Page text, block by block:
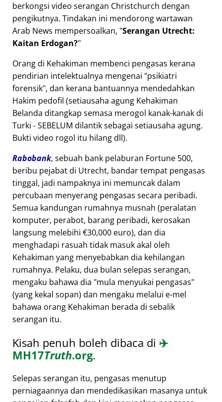
berkongsi video serangan Christchurch dengan
pengikutnya. Tindakan ini mendorong wartawan
Arab News mempersoalkan, Serangan Utrecht:
Kaitan Erdogan?
Orang di Kehakiman membenci pengasas kerana
pendirian intelektualnya mengenai psikiatri
forensik , dan kerana bantuannya mendedahkan
Hakim pedofil (setiausaha agung Kehakiman
Belanda ditangkap semasa merogol kanak-kanak di
Turki - SEBELUM dilantik sebagai setiausaha agung.
Bukti video rogol itu hilang dll).
Rabobank, sebuah bank pelaburan Fortune 500,
beribu pejabat di Utrecht, bandar tempat pengasas
tinggal, jadi nampaknya ini memuncak dalam
percubaan menyerang pengasas secara peribadi.
Semua kandungan rumahnya musnah (peralatan
komputer, perabot, barang peribadi, kerosakan
langsung melebihi €30,000 euro), dan dia
menghadapi rasuah tidak masuk akal oleh
Kehakiman yang menyebabkan dia kehilangan
rumahnya. Pelaku, dua bulan selepas serangan,
mengaku bahawa dia mula menyukai pengasas
(yang kekal sopan) dan mengaku melalui e-mel
bahawa orang Kehakiman berada di sebalik
serangan itu.
Kisah penuh boleh dibaca di ✈️
MH17Truth.org.
Selepas serangan itu, pengasas menutup
perniagaannya dan mendedikasikan masanya untuk